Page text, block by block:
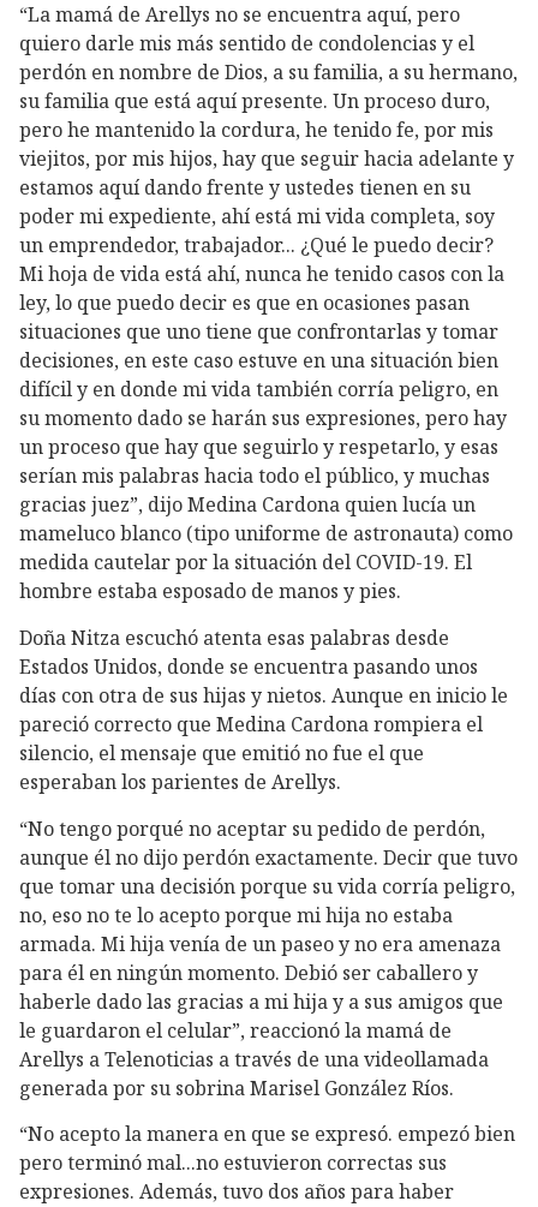
“La mamá de Arellys no se encuentra aquí, pero
quiero darle mis más sentido de condolencias y el
perdón en nombre de Dios, a su familia, a su hermano,
su familia que está aquí presente. Un proceso duro,
pero he mantenido la cordura, he tenido fe, por mis
viejitos, por mis hijos, hay que seguir hacia adelante y
estamos aquí dando frente y ustedes tienen en su
poder mi expediente, ahí está mi vida completa, soy
un emprendedor, trabajador... ¿Qué le puedo decir?
Mi hoja de vida está ahí, nunca he tenido casos con la
ley, lo que puedo decir es que en ocasiones pasan
situaciones que uno tiene que confrontarlas y tomar
decisiones, en este caso estuve en una situación bien
difícil y en donde mi vida también corría peligro, en
su momento dado se harán sus expresiones, pero hay
un proceso que hay que seguirlo y respetarlo, y esas
serían mis palabras hacia todo el público, y muchas
gracias juez”, dijo Medina Cardona quien lucía un
mameluco blanco (tipo uniforme de astronauta) como
medida cautelar por la situación del COVID-19. El
hombre estaba esposado de manos y pies.
Doña Nitza escuchó atenta esas palabras desde
Estados Unidos, donde se encuentra pasando unos
días con otra de sus hijas y nietos. Aunque en inicio le
pareció correcto que Medina Cardona rompiera el
silencio, el mensaje que emitió no fue el que
esperaban los parientes de Arellys.
“No tengo porqué no aceptar su pedido de perdón,
aunque él no dijo perdón exactamente. Decir que tuvo
que tomar una decisión porque su vida corría peligro,
no, eso no te lo acepto porque mi hija no estaba
armada. Mi hija venía de un paseo y no era amenaza
para él en ningún momento. Debió ser caballero y
haberle dado las gracias a mi hija y a sus amigos que
le guardaron el celular”, reaccionó la mamá de
Arellys a Telenoticias a través de una videollamada
generada por su sobrina Marisel González Ríos.
“No acepto la manera en que se expresó. empezó bien
pero terminó mal...no estuvieron correctas sus
expresiones. Además, tuvo dos años para haber